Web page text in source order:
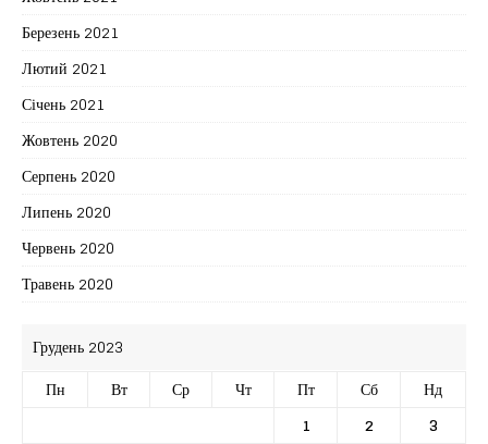
Березень 2021
Лютий 2021
Січень 2021
Жовтень 2020
Серпень 2020
Липень 2020
Червень 2020
Травень 2020
Грудень 2023
Пн
Вт Ср Чт Пт Сб
Нд
1
2 3